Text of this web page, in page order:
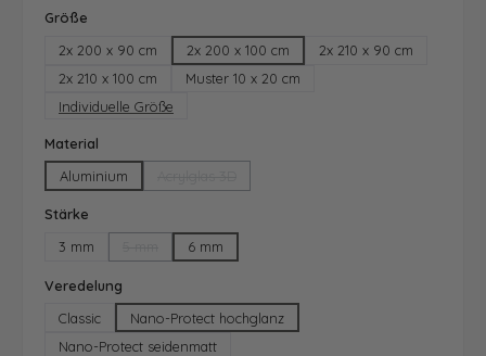
Größe
2x 200 x 90 cm
2x 200 x 100 cm
2x 210 x 90 cm
2x 210 x 100 cm
Muster 10 x 20 cm
Individuelle Größe
Material
Aluminium
Stärke
3 mm
(Diese Option ist zurzeit nicht verfügbar.)
6 mm
Veredelung
Classic
Nano-Protect hochglanz
Nano-Protect seidenmatt